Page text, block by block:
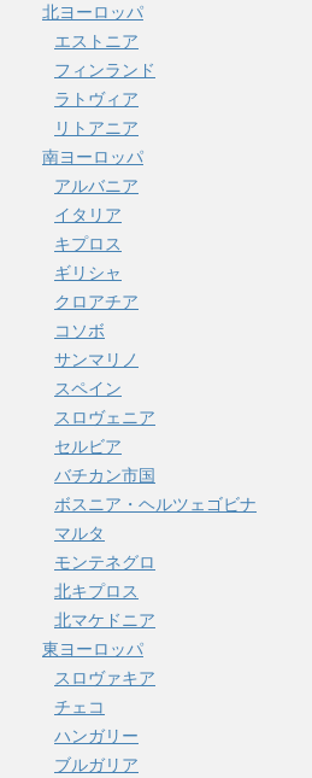
北ヨーロッパ
エストニア
フィンランド
ラトヴィア
リトアニア
南ヨーロッパ
アルバニア
イタリア
キプロス
ギリシャ
クロアチア
コソボ
サンマリノ
スペイン
スロヴェニア
セルビア
バチカン市国
ボスニア・ヘルツェゴビナ
マルタ
モンテネグロ
北キプロス
北マケドニア
東ヨーロッパ
スロヴァキア
チェコ
ハンガリー
ブルガリア